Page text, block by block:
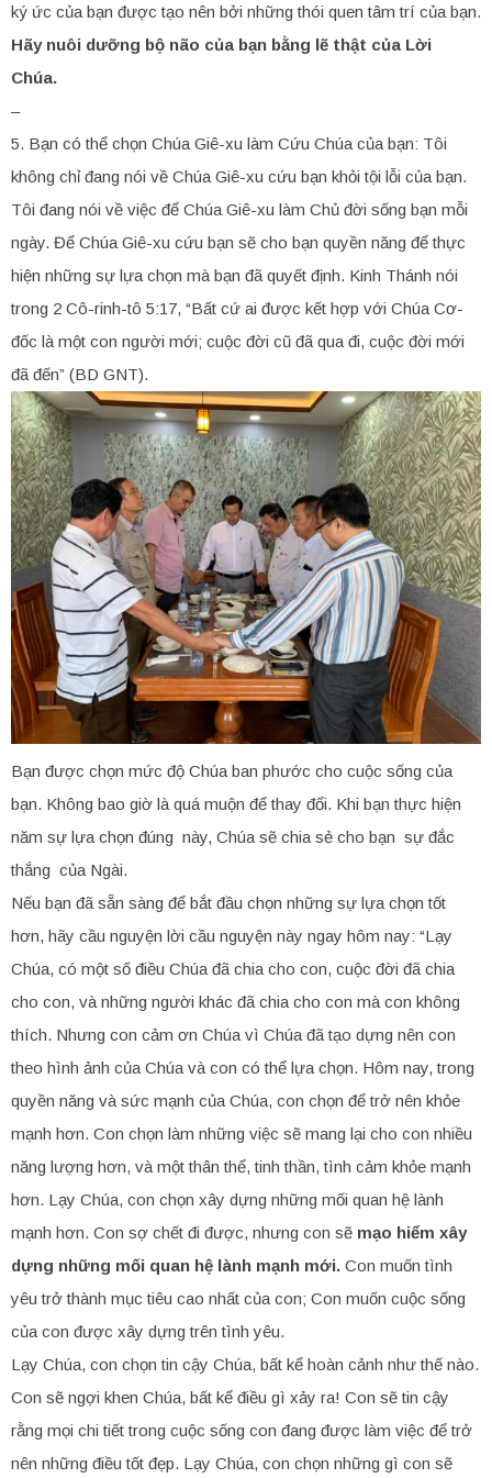
ký ức của bạn được tạo nên bởi những thói quen tâm trí của bạn.
Hãy nuôi dưỡng bộ não của bạn bằng lẽ thật của Lời
Chúa.
–
5. Bạn có thể chọn Chúa Giê-xu làm Cứu Chúa của bạn: Tôi
không chỉ đang nói về Chúa Giê-xu cứu bạn khỏi tội lỗi của bạn.
Tôi đang nói về việc để Chúa Giê-xu làm Chủ đời sống bạn mỗi
ngày. Để Chúa Giê-xu cứu bạn sẽ cho bạn quyền năng để thực
hiện những sự lựa chọn mà bạn đã quyết định. Kinh Thánh nói
trong 2 Cô-rinh-tô 5:17, “Bất cứ ai được kết hợp với Chúa Cơ-
đốc là một con người mới; cuộc đời cũ đã qua đi, cuộc đời mới
đã đến” (BD GNT).
Bạn được chọn mức độ Chúa ban phước cho cuộc sống của
bạn. Không bao giờ là quá muộn để thay đổi. Khi bạn thực hiện
năm sự lựa chọn đúng này, Chúa sẽ chia sẻ cho bạn sự đắc
thắng của Ngài.
Nếu bạn đã sẵn sàng để bắt đầu chọn những sự lựa chọn tốt
hơn, hãy cầu nguyện lời cầu nguyện này ngay hôm nay: “Lạy
Chúa, có một số điều Chúa đã chia cho con, cuộc đời đã chia
cho con, và những người khác đã chia cho con mà con không
thích. Nhưng con cảm ơn Chúa vì Chúa đã tạo dựng nên con
theo hình ảnh của Chúa và con có thể lựa chọn. Hôm nay, trong
quyền năng và sức mạnh của Chúa, con chọn để trở nên khỏe
mạnh hơn. Con chọn làm những việc sẽ mang lại cho con nhiều
năng lượng hơn, và một thân thể, tinh thần, tình cảm khỏe mạnh
hơn. Lạy Chúa, con chọn xây dựng những mối quan hệ lành
mạnh hơn. Con sợ chết đi được, nhưng con sẽ mạo hiểm xây
dựng những mối quan hệ lành mạnh mới. Con muốn tình
yêu trở thành mục tiêu cao nhất của con; Con muốn cuộc sống
của con được xây dựng trên tình yêu.
Lạy Chúa, con chọn tin cậy Chúa, bất kể hoàn cảnh như thế nào.
Con sẽ ngợi khen Chúa, bất kể điều gì xảy ra! Con sẽ tin cậy
rằng mọi chi tiết trong cuộc sống con đang được làm việc để trở
nên những điều tốt đẹp. Lạy Chúa, con chọn những gì con sẽ